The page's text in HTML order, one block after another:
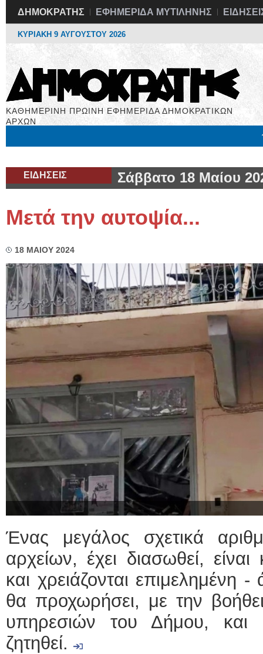
ΔΗΜΟΚΡΑΤΗΣ ΕΦΗΜΕΡΙΔΑ ΜΥΤΙΛΗΝΗΣ
ΚΥΡΙΑΚΗ 9 ΑΥΓΟΥΣΤΟΥ 2026
ΚΑΘΗΜΕΡΙΝΗ ΠΡΩΙΝΗ ΕΦΗΜΕΡΙΔΑ ΔΗΜΟΚΡΑΤΙΚΩΝ
ΑΡΧΩΝ
ΕΙΔΗΣΕΙΣ Σάββατο 18 Μαίου
Mετά την αυτοψία...
18 ΜΑΙΟΥ 2024
Ένας μεγάλος σχετικά
αρχείων, έχει διασωθεί,
και χρειάζονται
θα προχωρήσει, με την
υπηρεσιών του Δήμου,
ζητηθεί.